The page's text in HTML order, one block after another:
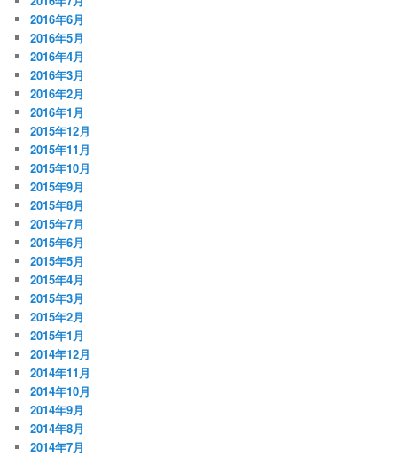
2016年6月
2016年5月
2016年4月
2016年3月
2016年2月
2016年1月
2015年12月
2015年11月
2015年10月
2015年9月
2015年8月
2015年7月
2015年6月
2015年5月
2015年4月
2015年3月
2015年2月
2015年1月
2014年12月
2014年11月
2014年10月
2014年9月
2014年8月
2014年7月